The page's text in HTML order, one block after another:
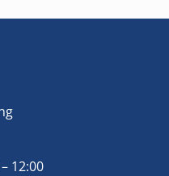
12:00